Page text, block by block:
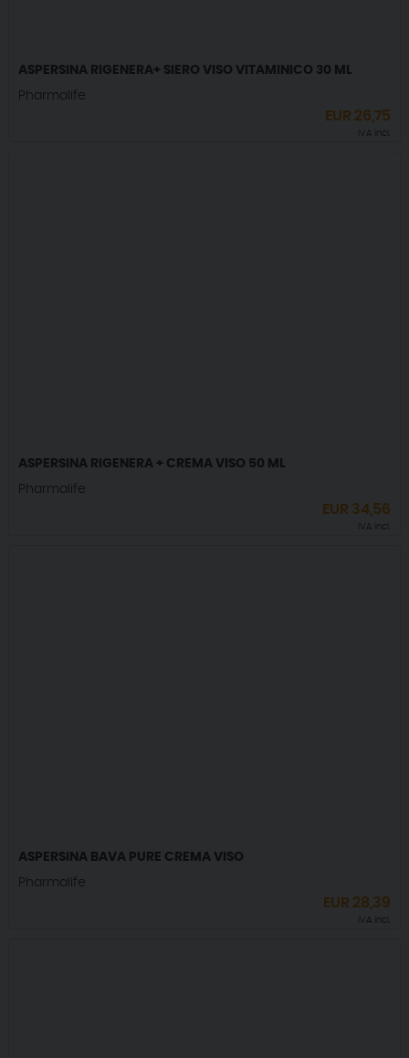
ASPERSINA RIGENERA+ SIERO VISO VITAMINICO 30 ML
Pharmalife
EUR 26,75
IVA incl.
ASPERSINA RIGENERA + CREMA VISO 50 ML
Pharmalife
EUR 34,56
IVA incl.
ASPERSINA BAVA PURE CREMA VISO
Pharmalife
EUR 28,39
IVA incl.